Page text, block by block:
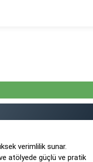
verimlilik sunar.
atölyede güçlü ve pratik